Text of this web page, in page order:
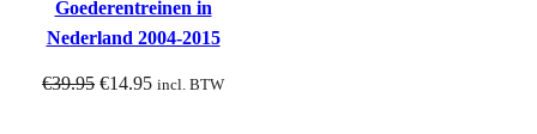
Goederentreinen in
Nederland 2004-2015
€39.95 Oorspronkelijke
€14.95Huidige
incl. BTW